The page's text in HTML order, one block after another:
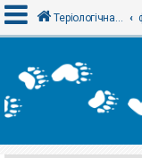
х
і
Теріологічна школа